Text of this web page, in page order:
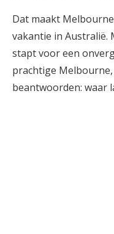
Dat maakt
vakantie in Australië.
stapt voor een
prachtige
beantwoorden: waar